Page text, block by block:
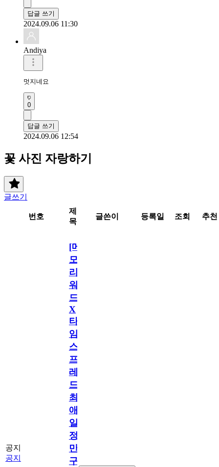
답글 쓰기
2024.09.06 11:30
Andiya
멋지네요
0
답글 쓰기
2024.09.06 12:54
꽃 사진 자랑하기
글쓰기
번호
제
목
글쓴이 등록일 조회 추천
공지
공지
[메
모
리
워
드
X
타
임
스
프
레
드]
최
애
일
정
만
구